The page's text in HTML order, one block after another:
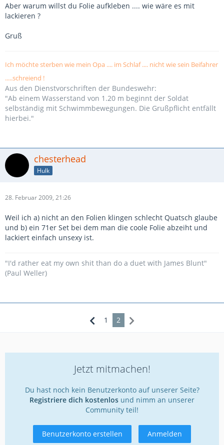
Aber warum willst du Folie aufkleben .... wie wäre es mit
lackieren ?
Gruß
Ich möchte sterben wie mein Opa .... im Schlaf .... nicht wie sein Beifahrer
.....schreiend !
Aus den Dienstvorschriften der Bundeswehr:
"Ab einem Wasserstand von 1.20 m beginnt der Soldat
selbständig mit Schwimmbewegungen. Die Grußpflicht entfällt
hierbei."
chesterhead
Hulk
28. Februar 2009, 21:26
Weil ich a) nicht an den Folien klingen schlecht Quatsch glaube
und b) ein 71er Set bei dem man die coole Folie abzeiht und
lackiert einfach unsexy ist.
"I'd rather eat my own shit than do a duet with James Blunt"
(Paul Weller)
1 2
Jetzt mitmachen!
Du hast noch kein Benutzerkonto auf unserer Seite?
Registriere dich kostenlos und nimm an unserer
Community teil!
Benutzerkonto erstellen Anmelden